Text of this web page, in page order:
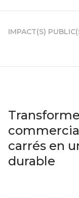
IMPACT(S)
carrés en
durable